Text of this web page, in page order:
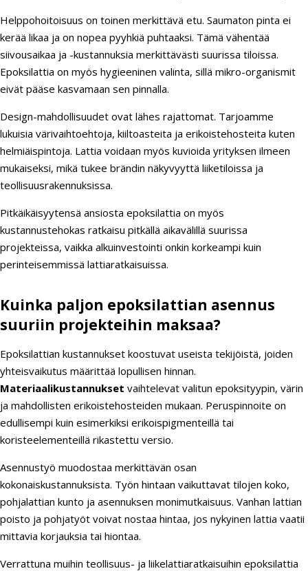
Helppohoitoisuus on toinen merkittävä etu. Saumaton pinta ei
kerää likaa ja on nopea pyyhkiä puhtaaksi. Tämä vähentää
siivousaikaa ja -kustannuksia merkittävästi suurissa tiloissa.
Epoksilattia on myös hygieeninen valinta, sillä mikro-organismit
eivät pääse kasvamaan sen pinnalla.
Design-mahdollisuudet ovat lähes rajattomat. Tarjoamme
lukuisia värivaihtoehtoja, kiiltoasteita ja erikoistehosteita kuten
helmiäispintoja. Lattia voidaan myös kuvioida yrityksen ilmeen
mukaiseksi, mikä tukee brändin näkyvyyttä liiketiloissa ja
teollisuusrakennuksissa.
Pitkäikäisyytensä ansiosta epoksilattia on myös
kustannustehokas ratkaisu pitkällä aikavälillä suurissa
projekteissa, vaikka alkuinvestointi onkin korkeampi kuin
perinteisemmissä lattiaratkaisuissa.
Kuinka paljon epoksilattian asennus
suuriin projekteihin maksaa?
Epoksilattian kustannukset koostuvat useista tekijöistä, joiden
yhteisvaikutus määrittää lopullisen hinnan.
Materiaalikustannukset vaihtelevat valitun epoksityypin, värin
ja mahdollisten erikoistehosteiden mukaan. Peruspinnoite on
edullisempi kuin esimerkiksi erikoispigmenteillä tai
koristeelementeillä rikastettu versio.
Asennustyö muodostaa merkittävän osan
kokonaiskustannuksista. Työn hintaan vaikuttavat tilojen koko,
pohjalattian kunto ja asennuksen monimutkaisuus. Vanhan lattian
poisto ja pohjatyöt voivat nostaa hintaa, jos nykyinen lattia vaatii
mittavia korjauksia tai hiontaa.
Verrattuna muihin teollisuus- ja liikelattiaratkaisuihin epoksilattia